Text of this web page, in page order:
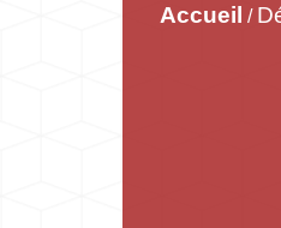
Accueil /